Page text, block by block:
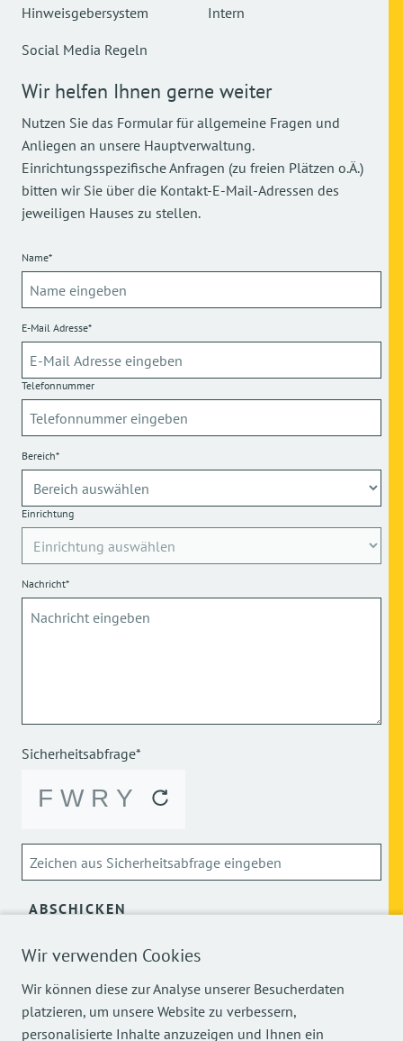
Wir verwenden Cookies
Wir können diese zur Analyse unserer Besucherdaten
platzieren, um unsere Website zu verbessern,
personalisierte Inhalte anzuzeigen und Ihnen ein
Hinweisgebersystem
Social Media Regeln
Intern
Wir helfen Ihnen gerne weiter
Nutzen Sie das Formular für allgemeine Fragen und
Anliegen an unsere Hauptverwaltung.
Einrichtungsspezifische Anfragen (zu freien Plätzen o.Ä.)
bitten wir Sie über die Kontakt-E-Mail-Adressen des
jeweiligen Hauses zu stellen.
Name*
E-Mail Adresse*
Telefonnummer
Bereich*
Einrichtung
Nachricht*
Sicherheitsabfrage*
ABSCHICKEN
Über die Verarbeitung meiner personenbezogenen Daten